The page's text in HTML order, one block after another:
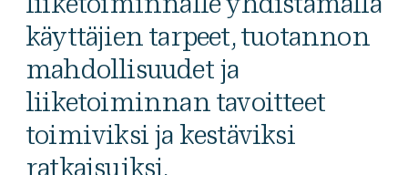
käyttäjien tarpeet, tuotannon
mahdollisuudet ja
liiketoiminnan tavoitteet
toimiviksi ja kestäviksi
ratkaisuiksi.